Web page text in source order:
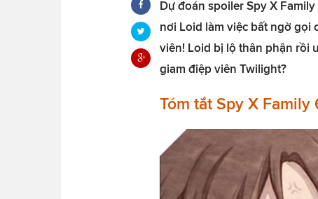
Dự đoán spoiler Spy X
nơi Loid làm việc bất ngờ gọi
viên! Loid bị lộ thân phận rồi
giam điệp viên Twilight?
Tóm tắt Spy X Family